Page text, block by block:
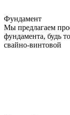
Фундамент
Мы предлагаем
фундамента, будь
свайно-винтовой